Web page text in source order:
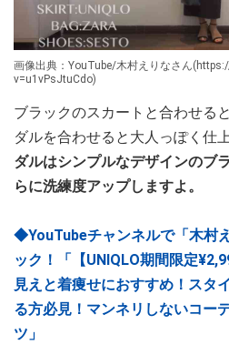
画像出典：YouTube/木村えりなさん
v=u1vPsJtuCdo)
ブラックのスカートと合わせる
ダルを合わせると大人っぽく仕
ダルはシンプルなデザインのブ
らに洗練度アップしますよ。
◆YouTubeチャンネルで「木村
ック！「【UNIQLO期間限定
見えと着痩せにおすすめ！スタ
る方必見！マンネリしないコー
ツ」